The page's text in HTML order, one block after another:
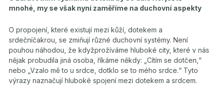
mnohé, my se však nyní zaměříme na duchovní aspekty
O propojení, které existují mezi kůží, dotekem a
srdečníčakrou, se zmiňují různé duchovní systémy. Není
pouhou náhodou, že kdyžprožíváme hluboké city, které v nás
nějak probudila jiná osoba, říkáme někdy: „Cítím se dotčen,“
nebo „Vzalo mě to u srdce, dotklo se to mého srdce.“ Tyto
výrazy naznačují hluboké spojení mezi dotekem a srdcem.